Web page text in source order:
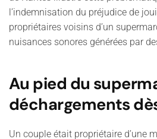
l’indemnisation du préjudice de
propriétaires voisins d’un
nuisances sonores générées par
Au pied du
déchargements
Un couple était propriétaire d’une